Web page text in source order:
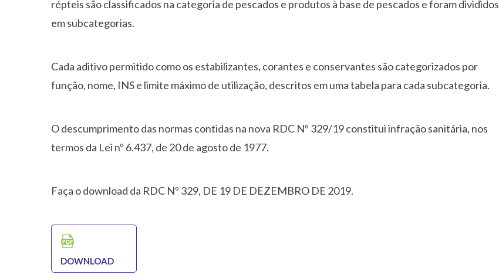
répteis são classificados na categoria de pescados e produtos à base de pescados e foram divididos
em subcategorias.
Cada aditivo permitido como os estabilizantes, corantes e conservantes são categorizados por
função, nome, INS e limite máximo de utilização, descritos em uma tabela para cada subcategoria.
O descumprimento das normas contidas na nova RDC Nº 329/19 constitui infração sanitária, nos
termos da Lei nº 6.437, de 20 de agosto de 1977.
Faça o download da RDC Nº 329, DE 19 DE DEZEMBRO DE 2019.
DOWNLOAD